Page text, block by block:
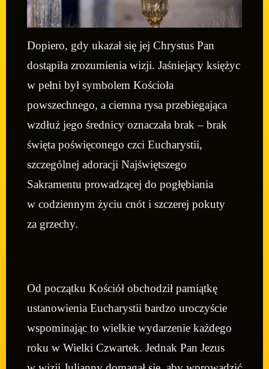
Dopiero, gdy ukazał się jej Chrystus Pan
dostąpiła zrozumienia wizji. Jaśniejący księżyc
w pełni był symbolem Kościoła
powszechnego, a ciemna rysa przebiegająca
wzdłuż jego średnicy oznaczała brak – brak
święta poświęconego czci Eucharystii,
szczególnej adoracji Najświętszego
Sakramentu prowadzącej do pogłębiania
w codziennym życiu cnót i szczerej pokuty
za grzechy.
Od początku Kościół obchodził pamiątkę
ustanowienia Eucharystii bardzo uroczyście
wspominając to wielkie wydarzenie każdego
roku w Wielki Czwartek. Jednak Pan Jezus